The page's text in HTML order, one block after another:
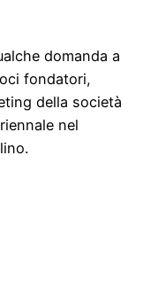
domanda a
fondatori,
della società
nel